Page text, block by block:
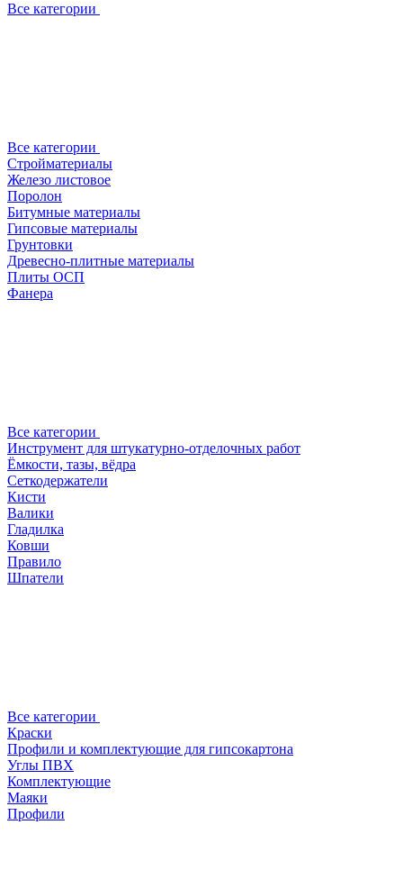
Все категории
Все категории
Стройматериалы
Железо листовое
Поролон
Битумные материалы
Гипсовые материалы
Грунтовки
Древесно-плитные материалы
Плиты ОСП
Фанера
Все категории
Инструмент для штукатурно-отделочных работ
Ёмкости, тазы, вёдра
Сеткодержатели
Кисти
Валики
Гладилка
Ковши
Правило
Шпатели
Все категории
Краски
Профили и комплектующие для гипсокартона
Углы ПВХ
Комплектующие
Маяки
Профили